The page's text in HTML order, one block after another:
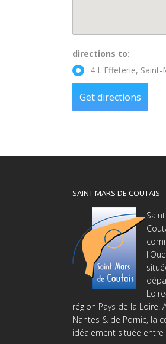
directions to:
4 L'Effeterie,
SAINT MARS DE COUTAIS
région Pays de la Loire.
Nantes & de Pornic, la
idéalement située entre